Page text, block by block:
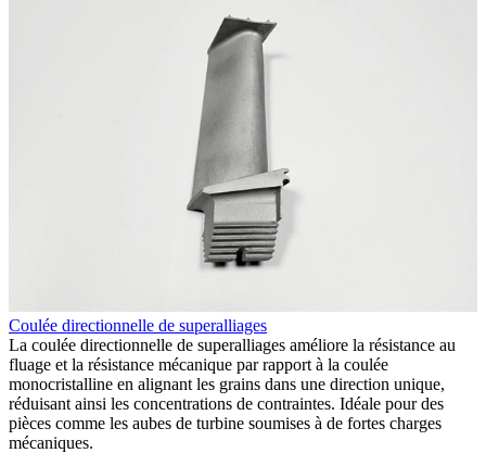
Coulée directionnelle de superalliages
La coulée directionnelle de superalliages améliore la résistance au
fluage et la résistance mécanique par rapport à la coulée
monocristalline en alignant les grains dans une direction unique,
réduisant ainsi les concentrations de contraintes. Idéale pour des
pièces comme les aubes de turbine soumises à de fortes charges
mécaniques.